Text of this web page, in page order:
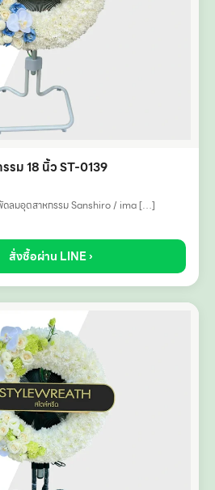
ม 18 นิ้ว ST-0139
ดลมอุตสาหกรรม Sanshiro / ima […]
สั่งซื้อผ่าน LINE ›